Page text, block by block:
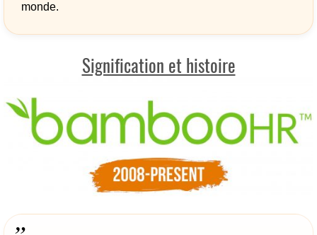
monde.
Signification et histoire